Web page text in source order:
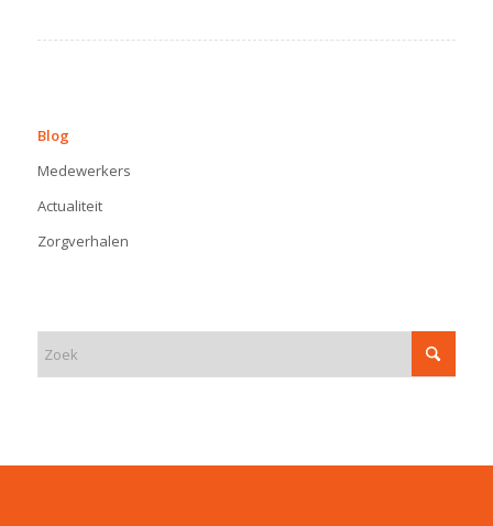
Blog
Medewerkers
Actualiteit
Zorgverhalen